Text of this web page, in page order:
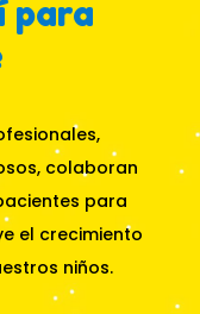
para
colaboran
para
el crecimiento
niños.